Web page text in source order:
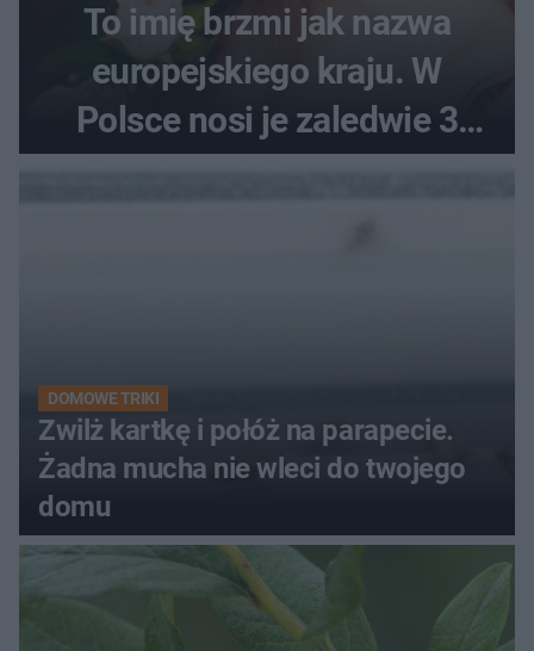
To imię brzmi jak nazwa
europejskiego kraju. W
Polsce nosi je zaledwie 3
DOMOWE TRIKI
Zwilż kartkę i połóż na parapecie.
Żadna mucha nie wleci do twojego
domu